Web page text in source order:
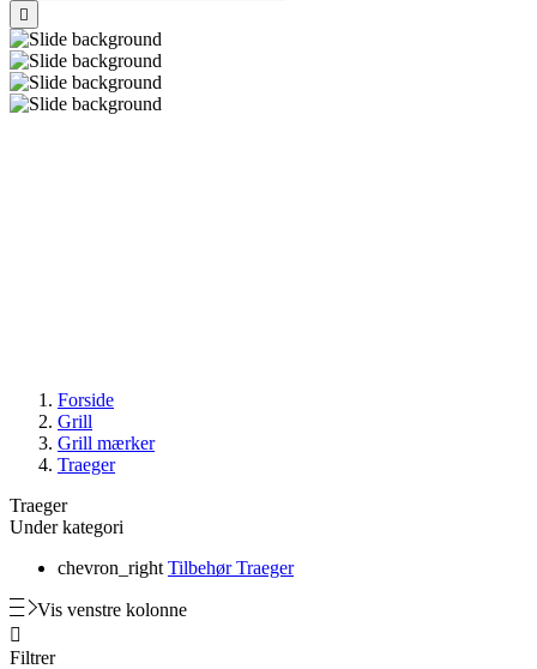

Forside
Grill
Grill mærker
Traeger
Traeger
Under kategori
chevron_right Tilbehør Traeger
Vis venstre kolonne

Filtrer